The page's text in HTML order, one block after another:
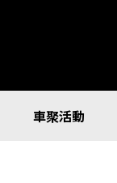
車聚活動